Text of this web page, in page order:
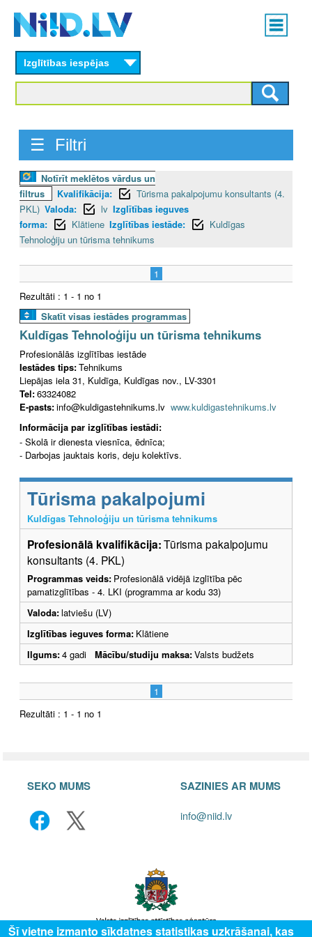
content
Main
menu
Izglītības iespējas
☰ Filtri
Notīrīt meklētos vārdus un
filtrus
Kvalifikācija:
Tūrisma pakalpojumu konsultants (4.
PKL) Valoda: lv Izglītības ieguves
forma:
Klātiene Izglītības iestāde:
Kuldīgas
Tehnoloģiju un tūrisma tehnikums
1
Rezultāti : 1 - 1 no 1
Skatīt visas iestādes programmas
Kuldīgas Tehnoloģiju un tūrisma tehnikums
Profesionālās izglītības iestāde
Iestādes tips:Tehnikums
Liepājas iela 31, Kuldīga, Kuldīgas nov., LV-3301
Tel:63324082
E-pasts:info@kuldigastehnikums.lv www.kuldigastehnikums.lv
Informācija par izglītības iestādi:
- Skolā ir dienesta viesnīca, ēdnīca;
- Darbojas jauktais koris, deju kolektīvs.
Tūrisma pakalpojumi
Kuldīgas Tehnoloģiju un tūrisma tehnikums
Profesionālā kvalifikācija:Tūrisma pakalpojumu
konsultants (4. PKL)
Programmas veids: Profesionālā vidējā izglītība pēc
pamatizglītības - 4. LKI (programma ar kodu 33)
Valoda:latviešu (LV)
Izglītības ieguves forma: Klātiene
Ilgums:4 gadi Mācību/studiju maksa:Valsts budžets
1
Rezultāti : 1 - 1 no 1
SEKO MUMS SAZINIES AR MUMS
info@niid.lv
Šī vietne izmanto sīkdatnes statistikas uzkrāšanai, kas